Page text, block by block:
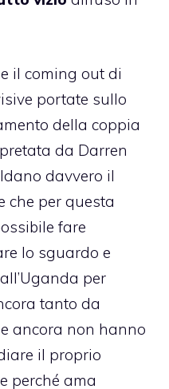
il coming out di
portate sullo
della coppia
da Darren
davvero il
che per questa
fare
lo sguardo e
per
tanto da
ancora non hanno
il proprio
perché ama